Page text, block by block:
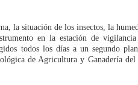
situación de los insectos, la
en la estación de
todos los días a un segundo
de Agricultura y Ganadería